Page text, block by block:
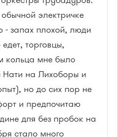
электричке
- запах плохой, люди
торговцы,
кольца мне было
Нати на Лихоборы и
но до сих пор не
и предпочитаю
для без пробок на
стало много